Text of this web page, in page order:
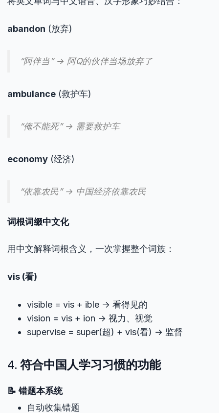
abandon (放弃)
“阿伴当” → 阿Q的伙伴当场放弃了
ambulance (救护车)
“俺不能死” → 需要救护车
economy (经济)
“依靠农民” → 中国经济依靠农民
词根词缀中文化
用中文解释词根含义，一次掌握整个词族：
vis (看)
visible = vis + ible → 看得见的
vision = vis + ion → 视力、视觉
supervise = super(超) + vis(看) → 监督
4. 符合中国人学习习惯的功能
📝 错题本系统
自动收集错题